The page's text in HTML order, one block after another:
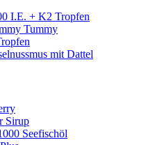
I.E. + K2 Tropfen
Tummy
mit Dattel
Sirup
Seefischöl